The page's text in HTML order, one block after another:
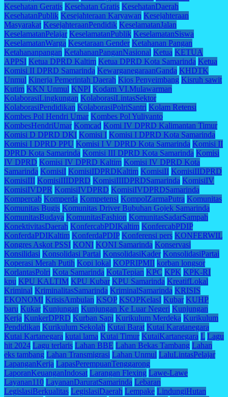
Kesehatan Geratis Kesehatan Gratis KesehatanDaerah
KesehatanPublik Kesejahteraan Karyawan Kesejahteraan
Masyarakat KesejahteraanPendidik KeselamatanJalan
KeselamatanPelajar KeselamatanPublik KeselamatanSiswa
KeselamatanWarga Kesetaraan Gender Ketahanan Pangan
Ketahananpangan KetahananPanganNasional Ketua KETUA
APPSI Ketua DPRD Kaltim Ketua DPRD Kota Samarinda Ketua
Komisi II DPRD Samarinda KewarganegaraanGanda KHDTK
Unmul Kinerja Pemerintah Daerah Kios Penyeimbang Kisruh sawit
Kutim KKN Unmul KNPI Kodam VI.Mulawarman
KolaborasiLingkungan KolaborasiLintasSektor
KolaborasiPendidikan KolaborasiPolriSantri Kolam Retensi
Kombes Pol Hendri Umar Kombes Pol Yuliyanto
KombesHendriUmar Komcad Komi IV DPRD Kalimantan Timur
Komisi D DPRD DKI Komisi I Komisi I DPRD Kota Samarinda
Komisi I DPRD PPU Komisi I V DPRD Kota Samarinda Komisi II
DPRD Kota Samarinda Komisi III DPRD Kota Samarinda Komisi
IV DPRD Komisi IV DPRD Kaltim Komisi IV DPRD Kota
Samarinda KomisiI KomisiIDPRDKaltim KomisiII KomisiIIDPRD
KomisiIII KomisiIIIDPRD KomisiIIIDPRDSamarinda KomisiIV
KomisiIVDPR KomisiIVDPRD KomisiIVDPRDSamarinda
Kompercab Komperda Kompetensi KompolZarmaPutra Komunitas
Komunitas Bugis Komunitas Driver Bubuhan Gojek Samarinda
KomunitasBudaya KomunitasFashion KomunitasSadarSampah
KonektivitasDaerah KonfercabPDIKaltim KonfercabPDIP
KonferdaPDIKaltim KonferdaPDIP Konferensi pers KONFERWIL
Kongres Askot PSSI KONI KONI Samarinda Konservasi
Konsilidasi Konsolidasi Partai KonsolidasiKader KonsolidasiPartai
Koperasi Merah Putih Kopi lokal KOPRIPMII korban longsor
KorlantasPolri Kota Samarinda KotaTepian KPC KPK KPK-RI
kpu KPU KALTIM KPU Kubar KPU Samarinda KreatifLokal
Kriminal KriminalitasSamarinda KriminalSamarinda KRISIS
EKONOMI KrisisAmbulan KSOP KSOPKelasI Kubar KUHP
baru Kukar Kunjungan Kunjungan Ke Luar Negeri Kunjungan
Kerja KunkerDPRD Kurban Sapi Kurikulum Merdeka Kurikulum
Pendidikan Kurikulum Sekolah Kutai Barat Kutai Karatanegara
Kutai Kartanegara kutai lama Kutai Timur KutaiKartanegara L Lagu
hit 2024 Lagu terlaris Lahan BBE Lahan Bekas Tambang Lahan
eks tambang Lahan Transmigrasi Lahan Unmul LaluLintasPelajar
LapanganKerja LapasPerempuanTenggarong
LaporanKeuanganIndosat Larangan Flexing Lawe-Lawe
Layanan110 LayananDaruratSamarinda Lebaran
LegislasiBerkualitas LegislasiDaerah Lempake LindungiHutan